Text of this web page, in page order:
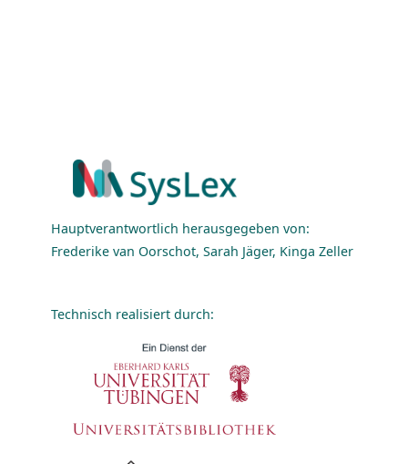
Hauptverantwortlich herausgegeben von:
Frederike van Oorschot, Sarah Jäger, Kinga Zeller
Technisch realisiert durch: